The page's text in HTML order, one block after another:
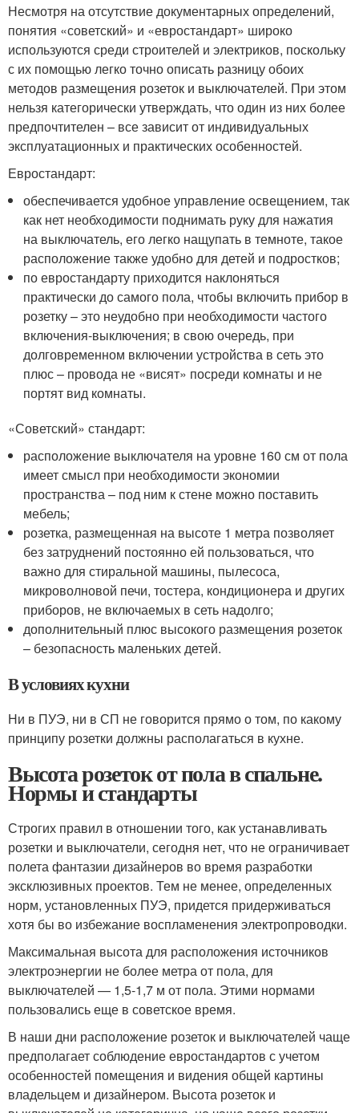
Несмотря на отсутствие документарных определений,
понятия «советский» и «евростандарт» широко
используются среди строителей и электриков, поскольку
с их помощью легко точно описать разницу обоих
методов размещения розеток и выключателей. При этом
нельзя категорически утверждать, что один из них более
предпочтителен – все зависит от индивидуальных
эксплуатационных и практических особенностей.
Евростандарт:
обеспечивается удобное управление освещением, так
как нет необходимости поднимать руку для нажатия
на выключатель, его легко нащупать в темноте, такое
расположение также удобно для детей и подростков;
по евростандарту приходится наклоняться
практически до самого пола, чтобы включить прибор в
розетку – это неудобно при необходимости частого
включения-выключения; в свою очередь, при
долговременном включении устройства в сеть это
плюс – провода не «висят» посреди комнаты и не
портят вид комнаты.
«Советский» стандарт:
расположение выключателя на уровне 160 см от пола
имеет смысл при необходимости экономии
пространства – под ним к стене можно поставить
мебель;
розетка, размещенная на высоте 1 метра позволяет
без затруднений постоянно ей пользоваться, что
важно для стиральной машины, пылесоса,
микроволновой печи, тостера, кондиционера и других
приборов, не включаемых в сеть надолго;
дополнительный плюс высокого размещения розеток
– безопасность маленьких детей.
В условиях кухни
Ни в ПУЭ, ни в СП не говорится прямо о том, по какому
принципу розетки должны располагаться в кухне.
Высота розеток от пола в спальне.
Нормы и стандарты
Строгих правил в отношении того, как устанавливать
розетки и выключатели, сегодня нет, что не ограничивает
полета фантазии дизайнеров во время разработки
эксклюзивных проектов. Тем не менее, определенных
норм, установленных ПУЭ, придется придерживаться
хотя бы во избежание воспламенения электропроводки.
Максимальная высота для расположения источников
электроэнергии не более метра от пола, для
выключателей — 1,5-1,7 м от пола. Этими нормами
пользовались еще в советское время.
В наши дни расположение розеток и выключателей чаще
предполагает соблюдение евростандартов с учетом
особенностей помещения и видения общей картины
владельцем и дизайнером. Высота розеток и